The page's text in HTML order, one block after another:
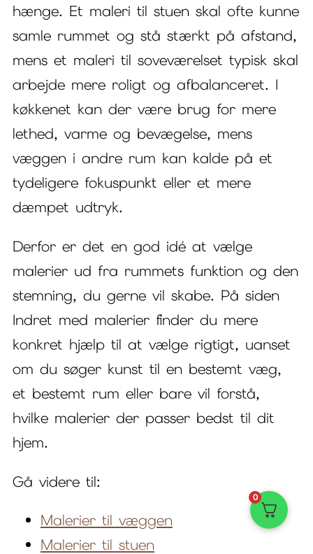
hænge. Et maleri til stuen skal ofte kunne
samle rummet og stå stærkt på afstand,
mens et maleri til soveværelset typisk skal
arbejde mere roligt og afbalanceret. I
køkkenet kan der være brug for mere
lethed, varme og bevægelse, mens
væggen i andre rum kan kalde på et
tydeligere fokuspunkt eller et mere
dæmpet udtryk.
Derfor er det en god idé at vælge
malerier ud fra rummets funktion og den
stemning, du gerne vil skabe. På siden
Indret med malerier finder du mere
konkret hjælp til at vælge rigtigt, uanset
om du søger kunst til en bestemt væg,
et bestemt rum eller bare vil forstå,
hvilke malerier der passer bedst til dit
hjem.
Gå videre til:
Malerier til væggen
Malerier til stuen
0